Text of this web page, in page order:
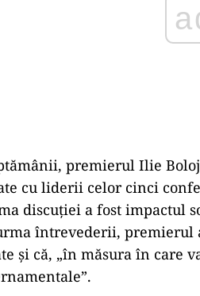
premierul Ilie
cu liderii celor cinci
discuției a fost impactul
întrevederii,
și că, „în măsura în care